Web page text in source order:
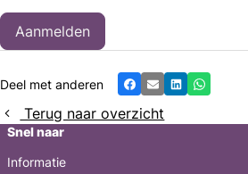
Aanmelden
Deel met anderen Facebook
E-mailLinkedInWhatsapp
Terug naar overzicht
Snel naar
Informatie